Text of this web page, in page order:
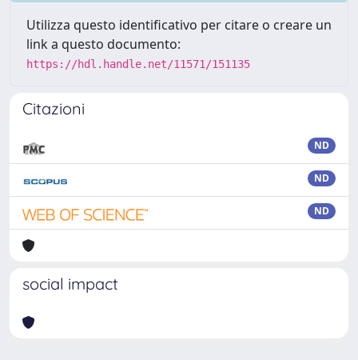
Utilizza questo identificativo per citare o creare un
link a questo documento:
https://hdl.handle.net/11571/151135
Citazioni
ND
ND
ND
social impact